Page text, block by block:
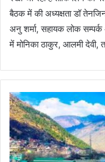
बैठक में की अध्यक्षता डॉ
अनु शर्मा, सहायक लोक
में मोनिका ठाकुर, आलमी देवी,